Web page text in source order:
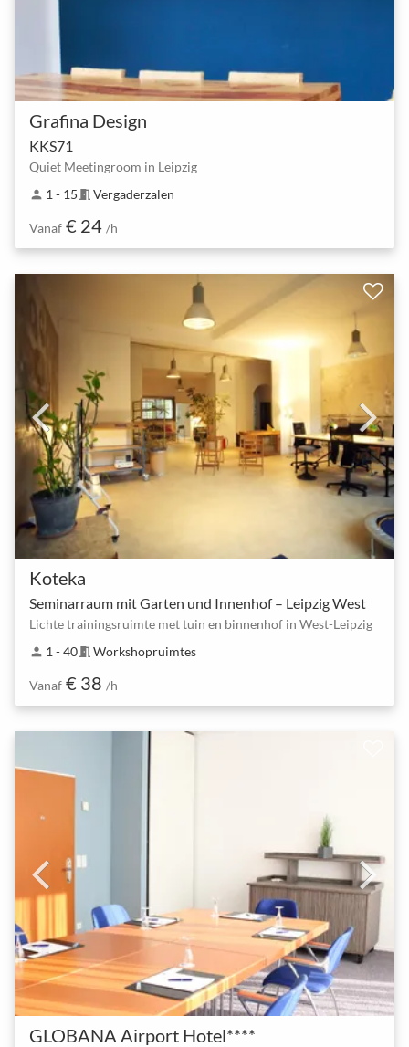
Grafina Design
KKS71
Quiet Meetingroom in Leipzig
person 1 - 15 meeting_room Vergaderzalen
Vanaf € 24 /h
Koteka
Seminarraum mit Garten und Innenhof – Leipzig West
Lichte trainingsruimte met tuin en binnenhof in West-Leipzig
person 1 - 40meeting_room Workshopruimtes
Vanaf € 38 /h
GLOBANA Airport Hotel****